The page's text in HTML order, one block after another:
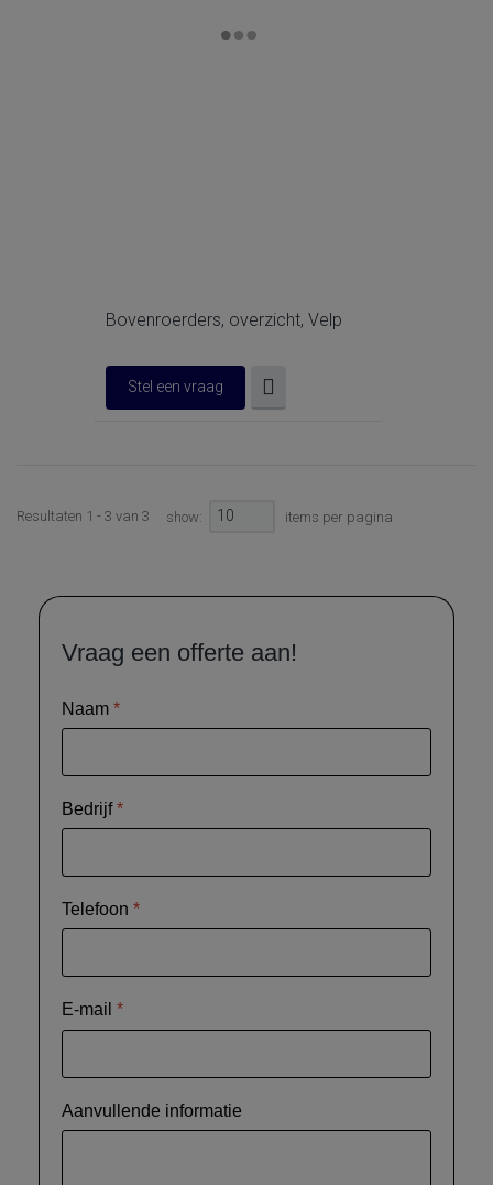
Bovenroerders, overzicht, Velp
Stel een vraag
Resultaten 1 - 3 van 3 show: 10 items per pagina
Vraag een offerte aan!
Naam *
Bedrijf*
Telefoon *
E-mail *
Aanvullende informatie